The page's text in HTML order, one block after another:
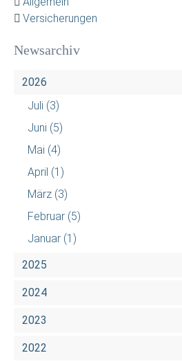
Versicherungen
Newsarchiv
2026
Juli (3)
Juni (5)
Mai (4)
April (1)
März (3)
Februar (5)
Januar (1)
2025
2024
2023
2022